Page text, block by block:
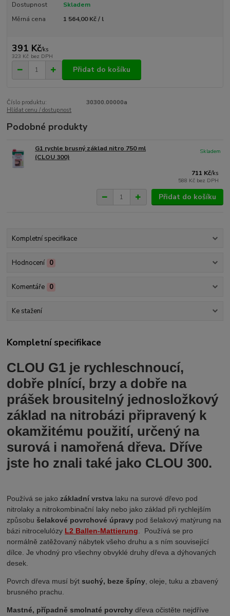
Dostupnost
Skladem
Měrná cena
1 564,00 Kč / l
391 Kč/ks
323 Kč bez DPH
Přidat do košíku
Číslo produktu:
30300.00000a
Hlídat cenu / dostupnost
Podobné produkty
G1 rychle brusný základ nitro 750 ml
(CLOU 300)
711 Kč/ks
588 Kč bez DPH
Skladem
Přidat do košíku
Kompletní specifikace
Hodnocení 0
Komentáře 0
Ke stažení
Kompletní specifikace
CLOU G1 je rychleschnoucí,
dobře plnící, brzy a dobře na
prášek brousitelný jednosložkový
základ na nitrobázi připravený k
okamžitému použití, určený na
surová i namořená dřeva. Dříve
jste ho znali také jako CLOU 300.
Používá se jakozákladní vrstva laku na surové dřevo pod
nitrolaky a nitrokombinační laky nebo jako základ při rychlejším
způsobušelakové povrchové úpravy pod šelakový matýrung na
bázi nitrocelulózy L2 Ballen-Mattierung. Používá se pro
normálně zatěžovaný nábytek všeho druhu a s ním související
dílce. Je vhodný pro všechny obvyklé druhy dřeva a dýhovaných
desek.
Povrch dřeva musí býtsuchý, beze špíny, oleje, tuku a zbavený
brusného prachu.
Mastné, případně smolnaté povrchy dřeva očistěte nejdříve